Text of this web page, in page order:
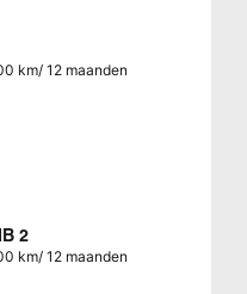
km/ 12 maanden
2
km/ 12 maanden